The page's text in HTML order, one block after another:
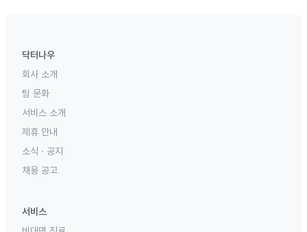
닥터나우
회사 소개
팀 문화
서비스 소개
제휴 안내
소식 · 공지
채용 공고
서비스